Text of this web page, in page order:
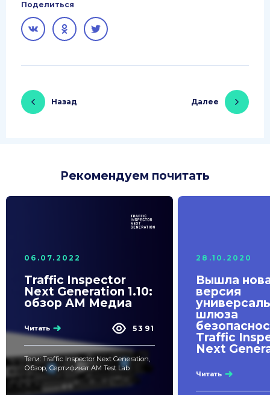
Поделиться
Назад Далее
Рекомендуем почитать
06.07.2022
Traffic Inspector
Next Generation 1.10:
обзор АМ Медиа
Читать 5391
Теги: Traffic Inspector Next Generation,
Обзор, Сертификат AM Test Lab
28.10.2020
Вышла
версия
шлюза
Traffic
Next
Читать